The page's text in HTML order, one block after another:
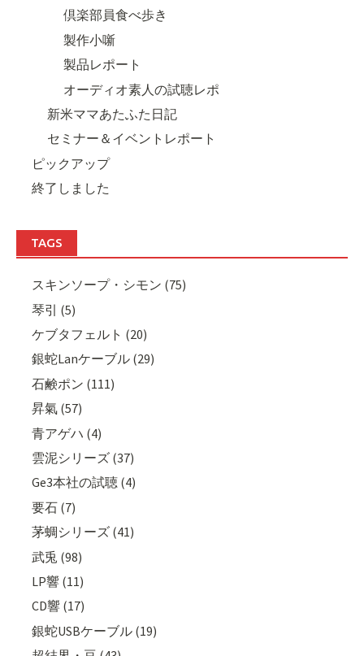
倶楽部員食べ歩き
製作小噺
製品レポート
オーディオ素人の試聴レポ
新米ママあたふた日記
セミナー＆イベントレポート
ピックアップ
終了しました
TAGS
スキンソープ・シモン (75)
琴引 (5)
ケブタフェルト (20)
銀蛇Lanケーブル (29)
石鹸ポン (111)
昇氣 (57)
青アゲハ (4)
雲泥シリーズ (37)
Ge3本社の試聴 (4)
要石 (7)
茅蜩シリーズ (41)
武兎 (98)
LP響 (11)
CD響 (17)
銀蛇USBケーブル (19)